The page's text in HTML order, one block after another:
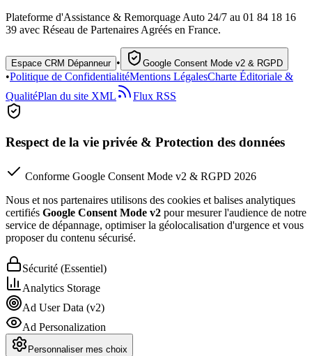
Plateforme d'Assistance & Remorquage Auto 24/7 au 01 84 18 16
39 avec Réseau de Partenaires Agréés en France.
Espace CRM Dépanneur • Google Consent Mode v2 & RGPD
•Politique de ConfidentialitéMentions LégalesCharte Éditoriale &
QualitéPlan du site XML Flux RSS
Respect de la vie privée & Protection des données
Conforme Google Consent Mode v2 & RGPD 2026
Nous et nos partenaires utilisons des cookies et balises analytiques
certifiés Google Consent Mode v2 pour mesurer l'audience de notre
service de dépannage, optimiser la géolocalisation d'urgence et vous
proposer du contenu sécurisé.
Sécurité (Essentiel)
Analytics Storage
Ad User Data (v2)
Ad Personalization
Personnaliser mes choix